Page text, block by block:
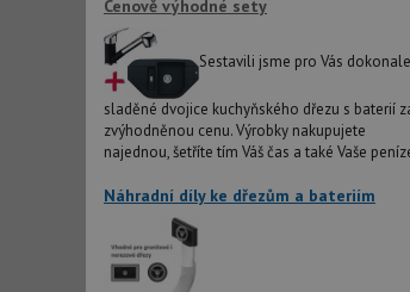
Cenově výhodné sety
Sestavili jsme pro Vás dokonale
sladěné dvojice kuchyňského dřezu s baterií
zvýhodněnou cenu. Výrobky nakupujete
najednou, šetříte tím Váš čas a také Vaše
Náhradní díly ke dřezům a bateriím